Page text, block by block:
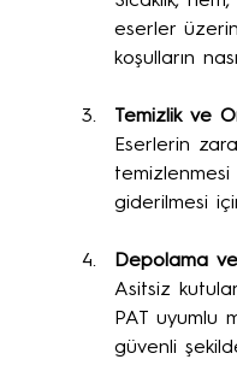
eserler
koşulların
Temizlik ve
Eserlerin
temizlenmesi
giderilmesi
Depolama
Asitsiz
PAT uyumlu
güvenli